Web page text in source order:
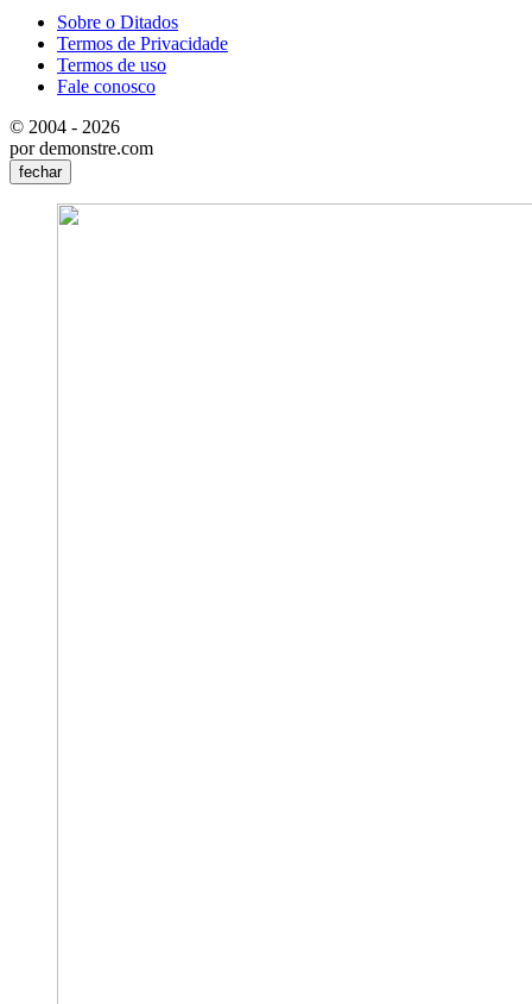
Sobre o Ditados
Termos de Privacidade
Termos de uso
Fale conosco
© 2004 - 2026
por demonstre.com
fechar